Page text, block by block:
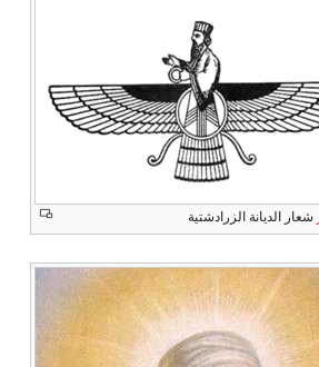
شعار الديانة الزرادشتية